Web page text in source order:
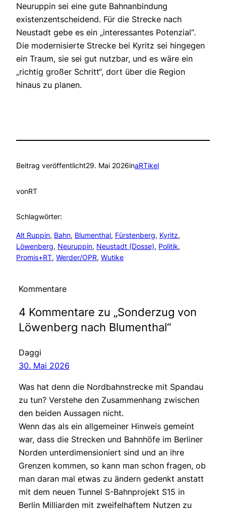
Neuruppin sei eine gute Bahnanbindung
existenzentscheidend. Für die Strecke nach
Neustadt gebe es ein „interessantes Potenzial“.
Die modernisierte Strecke bei Kyritz sei hingegen
ein Traum, sie sei gut nutzbar, und es wäre ein
„richtig großer Schritt“, dort über die Region
hinaus zu planen.
Beitrag veröffentlicht29. Mai 2026inaRTikel
vonRT
Schlagwörter:
Alt Ruppin, Bahn, Blumenthal, Fürstenberg, Kyritz
Löwenberg, Neuruppin, Neustadt (Dosse), Politik
Promis+RT, Werder/OPR, Wutike
Kommentare
4 Kommentare zu „Sonderzug von
Löwenberg nach Blumenthal“
Daggi
30. Mai 2026
Was hat denn die Nordbahnstrecke mit Spandau
zu tun? Verstehe den Zusammenhang zwischen
den beiden Aussagen nicht.
Wenn das als ein allgemeiner Hinweis gemeint
war, dass die Strecken und Bahnhöfe im Berliner
Norden unterdimensioniert sind und an ihre
Grenzen kommen, so kann man schon fragen, ob
man daran mal etwas zu ändern gedenkt anstatt
mit dem neuen Tunnel S-Bahnprojekt S15 in
Berlin Milliarden mit zweifelhaftem Nutzen zu